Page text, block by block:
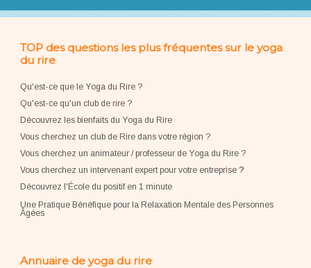
TOP des questions les plus fréquentes sur le yoga
du rire
Qu'est-ce que le Yoga du Rire ?
Qu'est-ce qu'un club de rire ?
Découvrez les bienfaits du Yoga du Rire
Vous cherchez un club de Rire dans votre région ?
Vous cherchez un animateur / professeur de Yoga du Rire ?
Vous cherchez un intervenant expert pour votre entreprise?
Découvrez l'École du positif en 1 minute
Une Pratique Bénéfique pour la Relaxation Mentale des Personnes
Âgées
Annuaire de yoga du rire